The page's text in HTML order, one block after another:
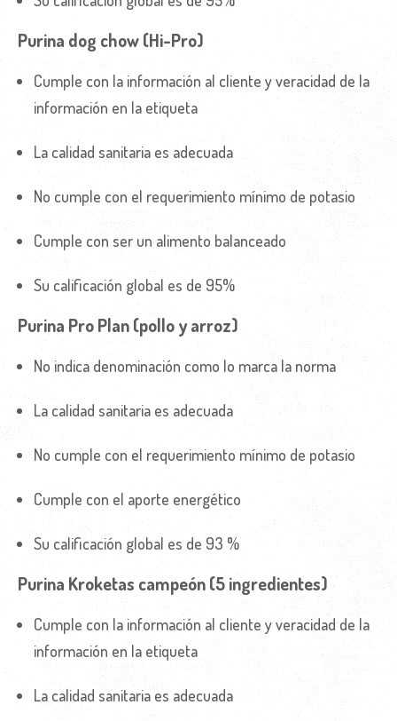
Purina dog chow (Hi-Pro)
Cumple con la información al cliente y veracidad de la
información en la etiqueta
La calidad sanitaria es adecuada
No cumple con el requerimiento mínimo de potasio
Cumple con ser un alimento balanceado
Su calificación global es de 95%
Purina Pro Plan (pollo y arroz)
No indica denominación como lo marca la norma
La calidad sanitaria es adecuada
No cumple con el requerimiento mínimo de potasio
Cumple con el aporte energético
Su calificación global es de 93 %
Purina Kroketas campeón (5 ingredientes)
Cumple con la información al cliente y veracidad de la
información en la etiqueta
La calidad sanitaria es adecuada